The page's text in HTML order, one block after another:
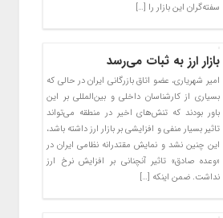
سفته‌گران این بازار را […]
بازار ارز به ثبات می‌رسد
امیر شهریاری، عضو اتاق بازرگانی ایران در حالی که
بسیاری از کارشناسان داخلی و بین‌المللی بر این
باور بودند که تنش‌های اخیر در منطقه می‌تواند
تاثیر بسیار منفی و افزایشی بر بازار ارز داشته باشد،
این چنین نشد و نمایش مقتدرانه نظامی ایران در
«وعده صادق» تاثیر آنچنانی بر افزایش نرخ ارز
نداشت. ضمن اینکه […]